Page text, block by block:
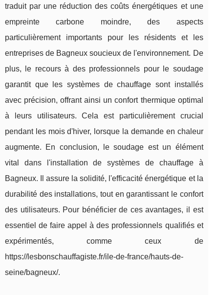
traduit par une réduction des coûts énergétiques et une
empreinte carbone moindre, des aspects
particulièrement importants pour les résidents et les
entreprises de Bagneux soucieux de l'environnement. De
plus, le recours à des professionnels pour le soudage
garantit que les systèmes de chauffage sont installés
avec précision, offrant ainsi un confort thermique optimal
à leurs utilisateurs. Cela est particulièrement crucial
pendant les mois d'hiver, lorsque la demande en chaleur
augmente. En conclusion, le soudage est un élément
vital dans l'installation de systèmes de chauffage à
Bagneux. Il assure la solidité, l'efficacité énergétique et la
durabilité des installations, tout en garantissant le confort
des utilisateurs. Pour bénéficier de ces avantages, il est
essentiel de faire appel à des professionnels qualifiés et
expérimentés, comme ceux de
https://lesbonschauffagiste.fr/ile-de-france/hauts-de-
seine/bagneux/.